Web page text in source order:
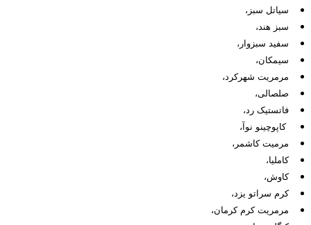
سیاتل سبز،
سبز هند،
سفید سبزوار،
سیمکان،
مرمریت شهرکرد،
صلصالی،
فاتستیک رد،
کاپوچینو نوآ،
مرمیت کاشمر،
کاملیا،
کاوش،
کرم سراتو یزد،
مرمریت کرم کرمان،